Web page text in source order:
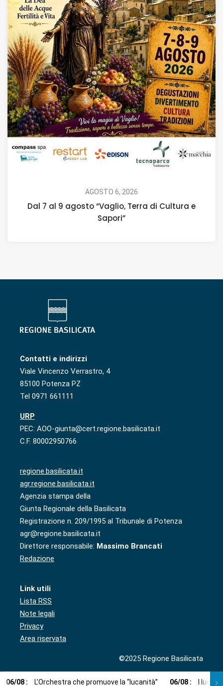
AGOSTO 6, 2026
Dal 7 al 9 agosto “Vaglio, Terra di Cultura e
Sapori”
Contatti e indirizzi
Viale Vincenzo Verrastro, 4
85100 Potenza PZ
Tel 0971 661111
URP
PEC: AOO-giunta@cert.regione.basilicata.it
C.F. 80002950766
regione.basilicata.it
agr.regione.basilicata.it
Agenzia stampa della
Giunta Regionale della Basilicata
Registrazione n. 209/1995 al Tribunale di Potenza
agr@regione.basilicata.it
Direttore responsabile: Massimo Brancati
Redazione
Link utili
Lista RSS
Note legali
Privacy
Area riservata
©2025 Regione Basilicata
06/08 : L’Orchestra che promuove la “lucanità” 06/08 : I